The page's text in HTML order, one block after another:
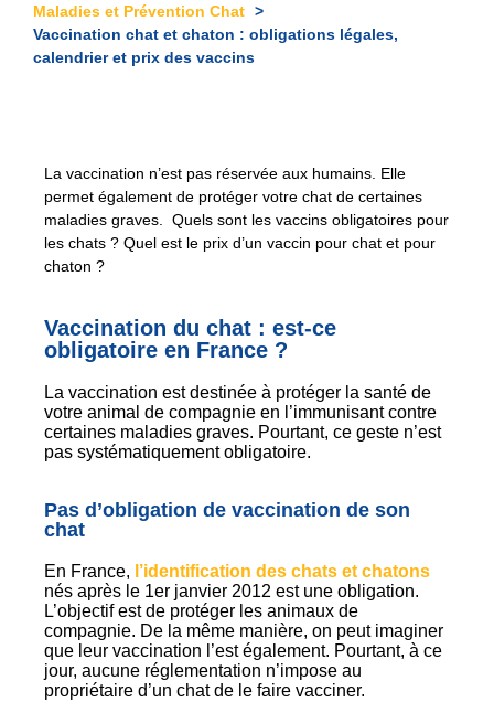
Maladies et Prévention Chat
Vaccination chat et chaton : obligations légales,
calendrier et prix des vaccins
La vaccination n’est pas réservée aux humains. Elle
permet également de protéger votre chat de certaines
maladies graves. Quels sont les vaccins obligatoires pour
les chats ? Quel est le prix d’un vaccin pour chat et pour
chaton ?
Vaccination du chat : est-ce
obligatoire en France ?
La vaccination est destinée à protéger la santé de
votre animal de compagnie en l’immunisant contre
certaines maladies graves. Pourtant, ce geste n’est
pas systématiquement obligatoire.
Pas d’obligation de vaccination de son
chat
En France, l’identification des chats et chatons
nés après le 1er janvier 2012 est une obligation.
L’objectif est de protéger les animaux de
compagnie. De la même manière, on peut imaginer
que leur vaccination l’est également. Pourtant, à ce
jour, aucune réglementation n’impose au
propriétaire d’un chat de le faire vacciner.